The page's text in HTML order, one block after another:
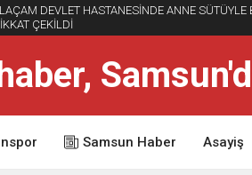
DEVLET HASTANESİNDE ANNE SÜTÜYLE
ÇEKİLDİ
Samsun Haber Asayiş